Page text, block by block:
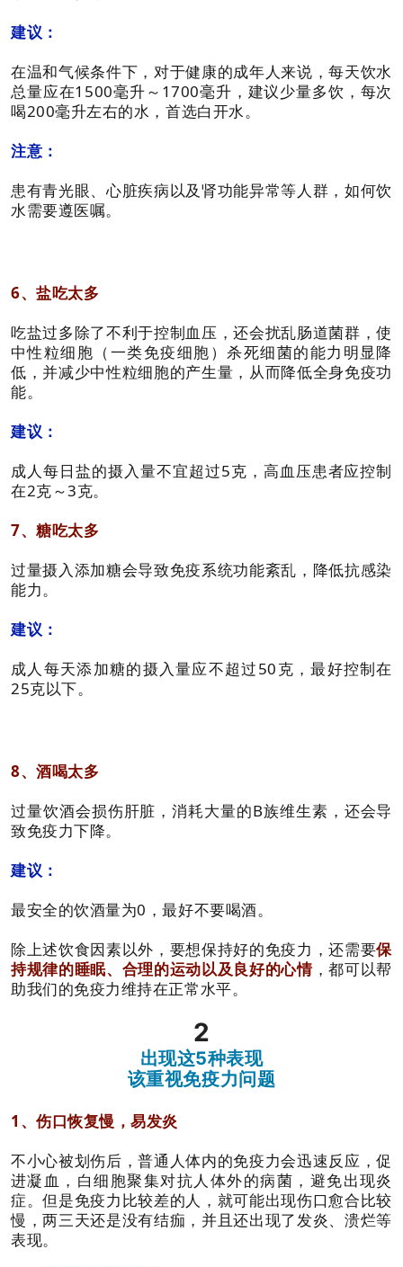
建议：
在温和气候条件下，对于健康的成年人来说，每天饮水
总量应在1500毫升～1700毫升，建议少量多饮，每次
喝200毫升左右的水，首选白开水。
注意：
患有青光眼、心脏疾病以及肾功能异常等人群，如何饮
水需要遵医嘱。
6、盐吃太多
吃盐过多除了不利于控制血压，还会扰乱肠道菌群，使
中性粒细胞（一类免疫细胞）杀死细菌的能力明显降
低，并减少中性粒细胞的产生量，从而降低全身免疫功
能。
建议：
成人每日盐的摄入量不宜超过5克，高血压患者应控制
在2克～3克。
7、糖吃太多
过量摄入添加糖会导致免疫系统功能紊乱，降低抗感染
能力。
建议：
成人每天添加糖的摄入量应不超过50克，最好控制在
25克以下。
8、酒喝太多
过量饮酒会损伤肝脏，消耗大量的B族维生素，还会导
致免疫力下降。
建议：
最安全的饮酒量为0，最好不要喝酒。
除上述饮食因素以外，要想保持好的免疫力，还需要保
持规律的睡眠、合理的运动以及良好的心情，都可以帮
助我们的免疫力维持在正常水平。
2
出现这5种表现
该重视免疫力问题
1、伤口恢复慢，易发炎
不小心被划伤后，普通人体内的免疫力会迅速反应，促
进凝血，白细胞聚集对抗人体外的病菌，避免出现炎
症。但是免疫力比较差的人，就可能出现伤口愈合比较
慢，两三天还是没有结痂，并且还出现了发炎、溃烂等
表现。